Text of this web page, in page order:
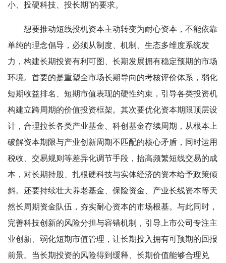
小、投硬科技、投长期”的要求。
想要推动短线投机资本主动转变为耐心资本，不能依靠
单纯的理念倡导，必须从制度、机制、生态多维度系统发
力，构建长期投资有利可图、长期发展拥有稳定预期的市场
环境。首要的是重塑全市场长期导向的考核评价体系，弱化
短期收益排名、短期市值表现的硬性约束，引导各类投资机
构建立跨周期的价值投资框架。其次要优化资本期限顶层设
计，合理拉长各类产业基金、科创基金存续周期，从根本上
破解资本期限与产业创新周期不匹配的核心矛盾，同时运用
税收、交易规则等差异化调节手段，抬高频繁短线交易的成
本，对长期持股、扎根硬科技与实体经济的资本给予政策倾
斜。还要持续壮大养老基金、保险资金、产业长线资本等天
然长周期资金队伍，夯实耐心资本的市场根基。与此同时，
完善科技创新的风险分担与容错机制，引导上市公司专注主
业创新、弱化短期市值管理，让长期投入拥有可预期的回报
前景。当长期投资的风险得到缓释、长期价值能够合理兑